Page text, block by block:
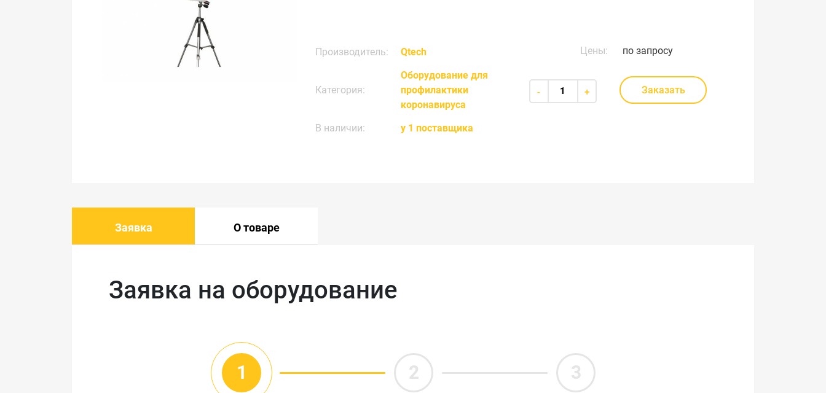
Производитель: Qtech
Категория:
Оборудование для
профилактики
коронавируса
В наличии:
у 1 поставщика
Цены: по запросу
- + Заказать
Заявка О товаре
Заявка на оборудование